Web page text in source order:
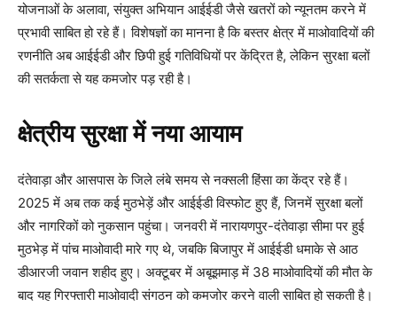
योजनाओं के अलावा, संयुक्त अभियान आईईडी जैसे खतरों को न्यूनतम करने में
प्रभावी साबित हो रहे हैं। विशेषज्ञों का मानना है कि बस्तर क्षेत्र में माओवादियों की
रणनीति अब आईईडी और छिपी हुई गतिविधियों पर केंद्रित है, लेकिन सुरक्षा बलों
की सतर्कता से यह कमजोर पड़ रही है।
क्षेत्रीय सुरक्षा में नया आयाम
दंतेवाड़ा और आसपास के जिले लंबे समय से नक्सली हिंसा का केंद्र रहे हैं।
2025 में अब तक कई मुठभेड़ें और आईईडी विस्फोट हुए हैं, जिनमें सुरक्षा बलों
और नागरिकों को नुकसान पहुंचा। जनवरी में नारायणपुर-दंतेवाड़ा सीमा पर हुई
मुठभेड़ में पांच माओवादी मारे गए थे, जबकि बिजापुर में आईईडी धमाके से आठ
डीआरजी जवान शहीद हुए। अक्टूबर में अबूझमाड़ में 38 माओवादियों की मौत के
बाद यह गिरफ्तारी माओवादी संगठन को कमजोर करने वाली साबित हो सकती है।